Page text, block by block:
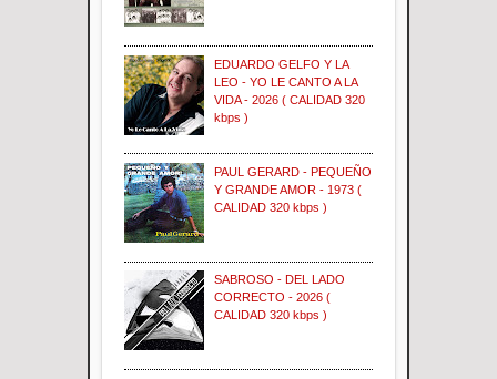
EDUARDO GELFO Y LA
LEO - YO LE CANTO A LA
VIDA - 2026 ( CALIDAD 320
kbps )
PAUL GERARD - PEQUEÑO
Y GRANDE AMOR - 1973 (
CALIDAD 320 kbps )
SABROSO - DEL LADO
CORRECTO - 2026 (
CALIDAD 320 kbps )